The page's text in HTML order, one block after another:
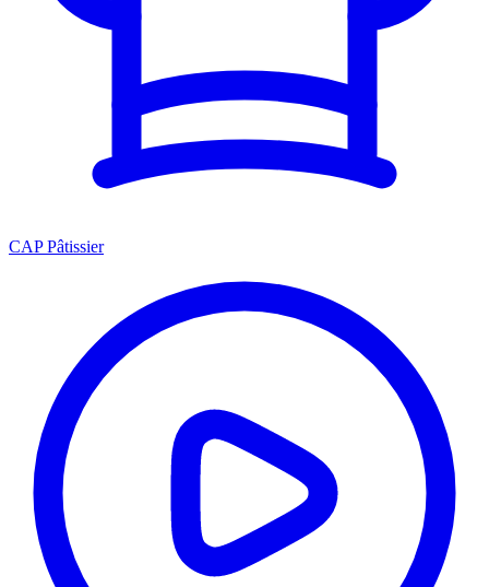
CAP Pâtissier